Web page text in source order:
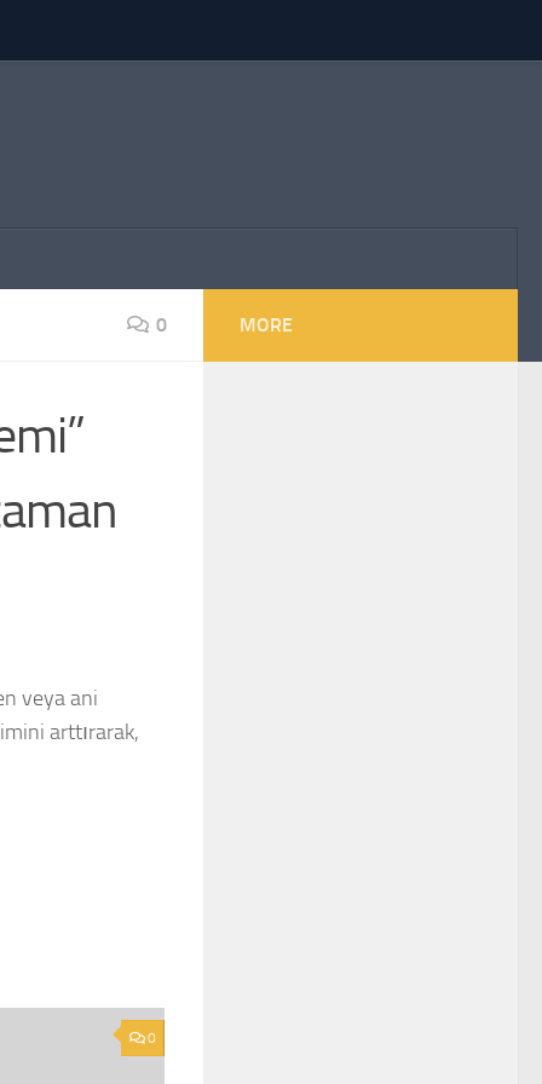
0
veya ani
arttırarak,
0
MORE